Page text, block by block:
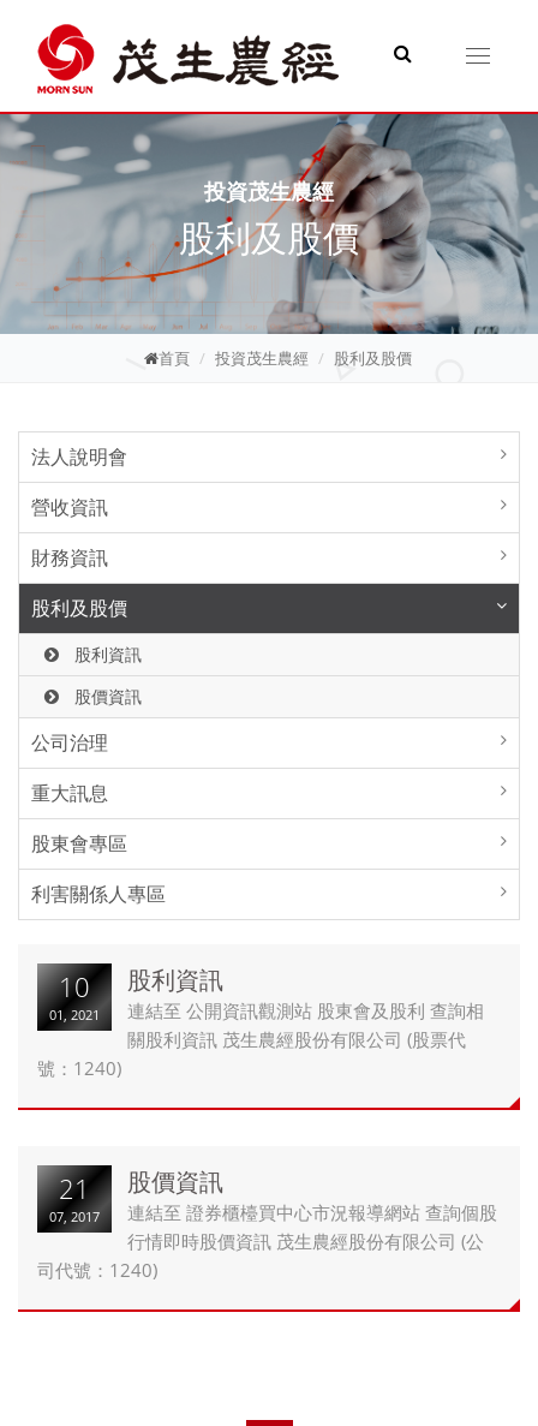
Toggle
投資茂生農經
股利及股價
首頁 投資茂生農經 股利及股價
法人說明會
營收資訊
財務資訊
股利及股價
股利資訊
股價資訊
公司治理
重大訊息
股東會專區
利害關係人專區
10
01, 2021
股利資訊
連結至 公開資訊觀測站 股東會及股利 查詢相
關股利資訊 茂生農經股份有限公司 (股票代
號：1240)
21
07, 2017
股價資訊
連結至 證券櫃檯買中心市況報導網站 查詢個股
行情即時股價資訊 茂生農經股份有限公司 (公
司代號：1240)